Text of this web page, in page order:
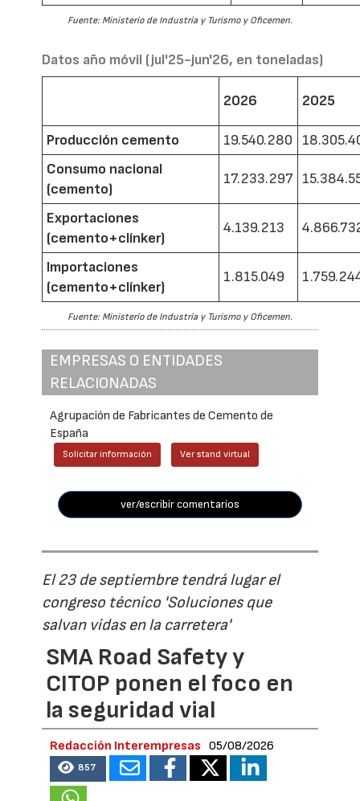
Fuente: Ministerio de Industria y Turismo y Oficemen.
Datos año móvil (jul'25-jun'26, en toneladas)
2026 2025
Producción cemento 19.540.280
Consumo nacional
(cemento)
17.233.297
Exportaciones
(cemento+clínker)
4.139.213
Importaciones
(cemento+clínker)
1.815.049
Fuente: Ministerio de Industria y Turismo y Oficemen.
EMPRESAS O ENTIDADES
RELACIONADAS
Agrupación de Fabricantes de Cemento de
España
Solicitar información Ver stand virtual
ver/escribir comentarios
El 23 de septiembre tendrá lugar el
congreso técnico 'Soluciones que
salvan vidas en la carretera'
SMA Road Safety y
CITOP ponen el foco en
la seguridad vial
Redacción Interempresas 05/08/2026
857